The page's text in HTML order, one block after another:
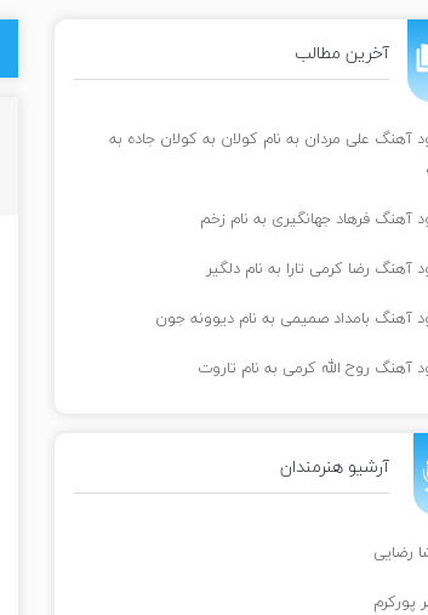
آخرین مطالب
آهنگ علی مردان به نام کولان به کولان جاده به
آهنگ فرهاد جهانگیری به نام زخم
آهنگ رضا کرمی تارا به نام دلگیر
آهنگ بامداد صمیمی به نام دیوونه جون
آهنگ روح الله کرمی به نام تاروت
آرشیو هنرمندان
رضایی
پورکرم